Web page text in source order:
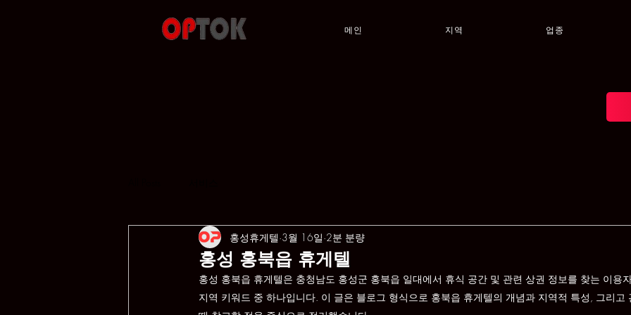
메인 지역 업종
홍성 홍북읍 휴게텔
홍성휴게텔 3월 16일 2분 분량
홍성 홍북읍 휴게텔은 충청남도 홍성군 홍북읍 일대에서 휴식 공간 및 관련 상권 정보를 찾는 이용
지역 키워드 중 하나입니다. 이 글은 블로그 형식으로 홍북읍 휴게텔의 개념과 지역적 특성, 그리고